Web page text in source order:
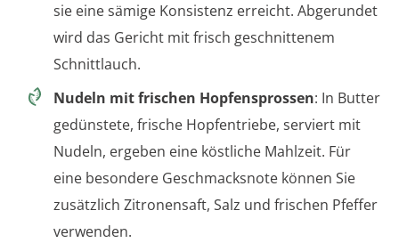
sie eine sämige Konsistenz erreicht. Abgerundet
wird das Gericht mit frisch geschnittenem
Schnittlauch.
Nudeln mit frischen Hopfensprossen: In Butter
gedünstete, frische Hopfentriebe, serviert mit
Nudeln, ergeben eine köstliche Mahlzeit. Für
eine besondere Geschmacksnote können Sie
zusätzlich Zitronensaft, Salz und frischen Pfeffer
verwenden.